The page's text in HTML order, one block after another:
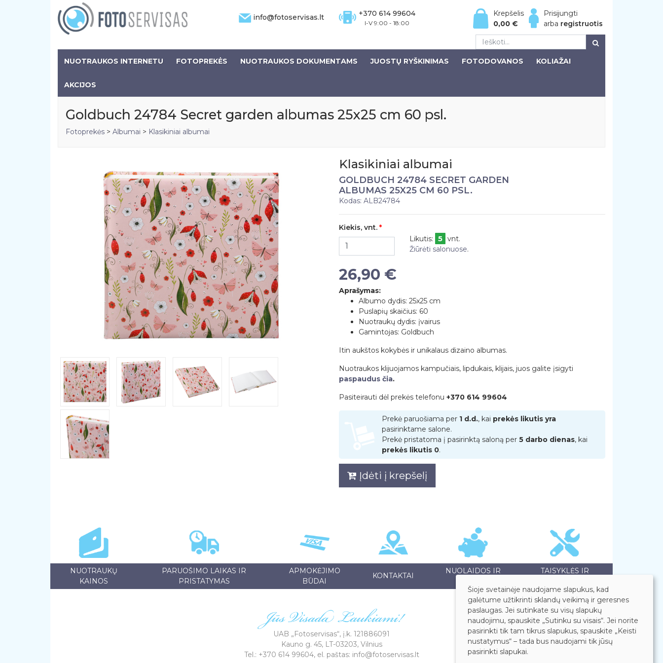
info@fotoservisas.lt +370 614 99604
I-V 9:00 - 18:00
Prisijungti
arba registruotis
Krepšelis
0,00€
NUOTRAUKOS INTERNETU FOTOPREKĖS NUOTRAUKOS DOKUMENTAMS JUOSTŲ RYŠKINIMAS FOTODOVANOS KOLIAŽAI
AKCIJOS
Goldbuch 24784 Secret garden albumas 25x25 cm 60 psl.
Fotoprekės > Albumai > Klasikiniai albumai
Klasikiniai albumai
GOLDBUCH 24784 SECRET GARDEN
ALBUMAS 25X25 CM 60 PSL.
Kodas: ALB24784
Kiekis, vnt.
Likutis:
5 vnt.
Žiūrėti salonuose.
26,90 €
Aprašymas:
Albumo dydis: 25x25 cm
Puslapių skaičius: 60
Nuotraukų dydis: įvairus
Gamintojas: Goldbuch
Itin aukštos kokybės ir unikalaus dizaino albumas.
Nuotraukos klijuojamos kampučiais, lipdukais, klijais, juos galite įsigyti
paspaudus čia.
Pasiteirauti dėl prekės telefonu +370 614 99604
Prekė paruošiama per 1 d.d., kai prekės likutis yra
pasirinktame salone.
Prekė pristatoma į pasirinktą saloną per 5 darbo dienas, kai
prekės likutis 0.
Įdėti į krepšelį
NUOTRAUKŲ
KAINOS
PARUOŠIMO LAIKAS IR
PRISTATYMAS
APMOKĖJIMO
BŪDAI
KONTAKTAI
NUOLAIDOS IR
TAISYKLĖS IR
UAB „Fotoservisas“, į.k. 121886091
Kauno g. 45, LT-03203, Vilnius
Tel.: +370 614 99604, el. paštas: info@fotoservisas.lt
Šioje svetainėje naudojame slapukus, kad
galėtume užtikrinti sklandų veikimą ir geresnes
paslaugas. Jei sutinkate su visų slapukų
naudojimu, spauskite „Sutinku su visais“. Jei norite
pasirinkti tik tam tikrus slapukus, spauskite „Keisti
nustatymus“ – tada bus naudojami tik jūsų
pasirinkti slapukai.